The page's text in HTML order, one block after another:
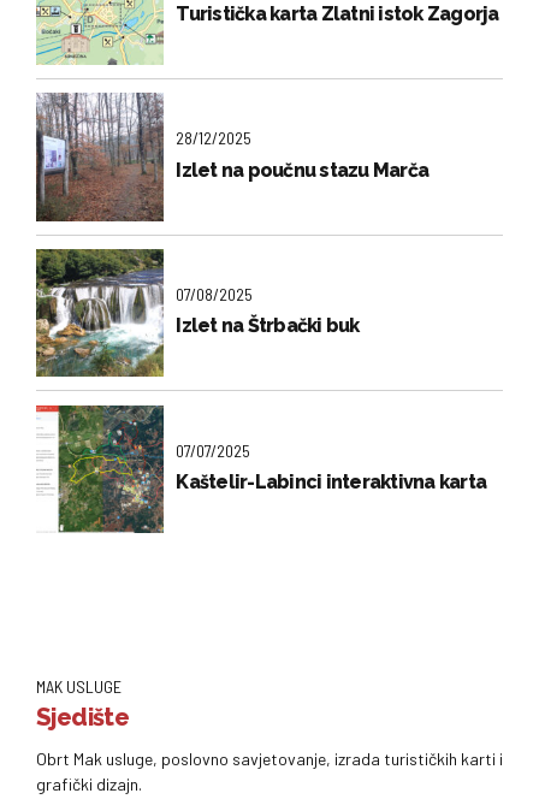
Turistička karta Zlatni istok Zagorja
28/12/2025
Izlet na poučnu stazu Marča
07/08/2025
Izlet na Štrbački buk
07/07/2025
Kaštelir-Labinci interaktivna karta
MAK USLUGE
Sjedište
Obrt Mak usluge, poslovno savjetovanje, izrada turističkih karti i
grafički dizajn.